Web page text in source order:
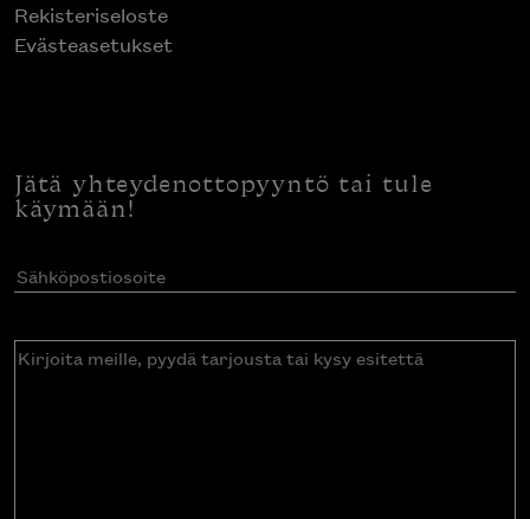
Rekisteriseloste
Evästeasetukset
Jätä yhteydenottopyyntö tai tule
käymään!
Sähköpostiosoite(Pakollinen)
Kirjoita